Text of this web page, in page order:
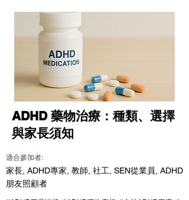
ADHD 藥物治療：種類、選擇
與家長須知
適合參加者:
家長, ADHD專家, 教師, 社工, SEN從業員, ADHD
朋友照顧者